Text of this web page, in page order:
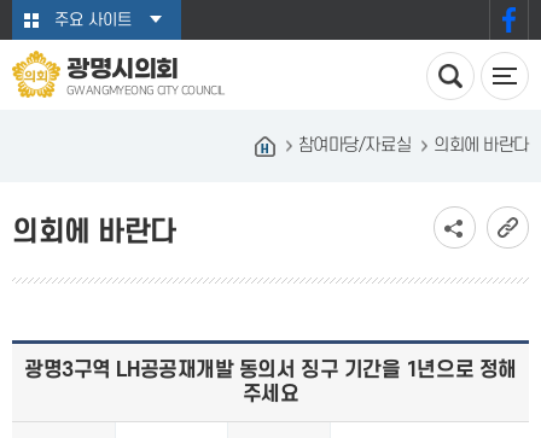
본문바로가기주요 사이트
광명시의회
GWANGMYEONG CITY COUNCIL
참여마당/자료실 의회에 바란다
의회에 바란다
광명3구역 LH공공재개발 동의서 징구 기간을 1년으로 정해
주세요